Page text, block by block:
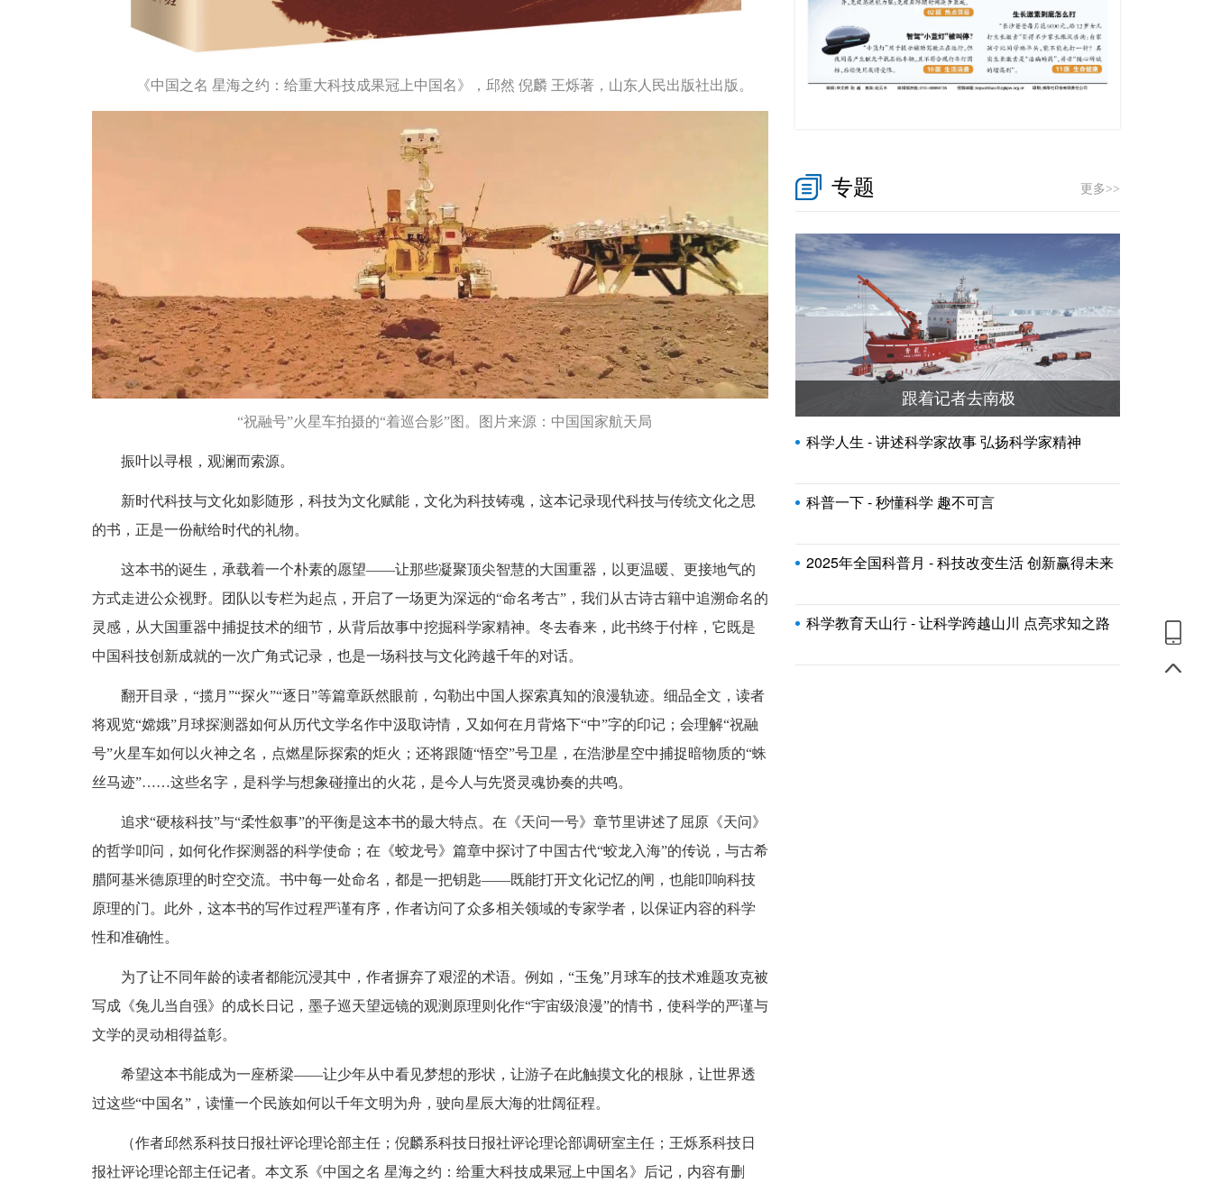
《中国之名 星海之约：给重大科技成果冠上中国名》，邱然 倪麟 王烁著，山东人民出版社出版。
“祝融号”火星车拍摄的“着巡合影”图。图片来源：中国国家航天局
振叶以寻根，观澜而索源。
新时代科技与文化如影随形，科技为文化赋能，文化为科技铸魂，这本记录现代科技与传统文化之思
的书，正是一份献给时代的礼物。
这本书的诞生，承载着一个朴素的愿望——让那些凝聚顶尖智慧的大国重器，以更温暖、更接地气的
方式走进公众视野。团队以专栏为起点，开启了一场更为深远的“命名考古”，我们从古诗古籍中追溯命名的
灵感，从大国重器中捕捉技术的细节，从背后故事中挖掘科学家精神。冬去春来，此书终于付梓，它既是
中国科技创新成就的一次广角式记录，也是一场科技与文化跨越千年的对话。
翻开目录，“揽月”“探火”“逐日”等篇章跃然眼前，勾勒出中国人探索真知的浪漫轨迹。细品全文，读者
将观览“嫦娥”月球探测器如何从历代文学名作中汲取诗情，又如何在月背烙下“中”字的印记；会理解“祝融
号”火星车如何以火神之名，点燃星际探索的炬火；还将跟随“悟空”号卫星，在浩渺星空中捕捉暗物质的“蛛
丝马迹”……这些名字，是科学与想象碰撞出的火花，是今人与先贤灵魂协奏的共鸣。
追求“硬核科技”与“柔性叙事”的平衡是这本书的最大特点。在《天问一号》章节里讲述了屈原《天问》
的哲学叩问，如何化作探测器的科学使命；在《蛟龙号》篇章中探讨了中国古代“蛟龙入海”的传说，与古希
腊阿基米德原理的时空交流。书中每一处命名，都是一把钥匙——既能打开文化记忆的闸，也能叩响科技
原理的门。此外，这本书的写作过程严谨有序，作者访问了众多相关领域的专家学者，以保证内容的科学
性和准确性。
为了让不同年龄的读者都能沉浸其中，作者摒弃了艰涩的术语。例如，“玉兔”月球车的技术难题攻克被
写成《兔儿当自强》的成长日记，墨子巡天望远镜的观测原理则化作“宇宙级浪漫”的情书，使科学的严谨与
文学的灵动相得益彰。
希望这本书能成为一座桥梁——让少年从中看见梦想的形状，让游子在此触摸文化的根脉，让世界透
过这些“中国名”，读懂一个民族如何以千年文明为舟，驶向星辰大海的壮阔征程。
（作者邱然系科技日报社评论理论部主任；倪麟系科技日报社评论理论部调研室主任；王烁系科技日
报社评论理论部主任记者。本文系《中国之名 星海之约：给重大科技成果冠上中国名》后记，内容有删
专题 更多>>
跟着记者去南极
科学人生 - 讲述科学家故事 弘扬科学家精神
科普一下 - 秒懂科学 趣不可言
2025年全国科普月 - 科技改变生活 创新赢得未来
科学教育天山行 - 让科学跨越山川 点亮求知之路